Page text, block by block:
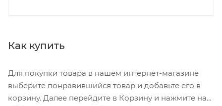
Как купить
Для покупки товара в нашем интернет-магазине
выберите понравившийся товар и добавьте его в
корзину. Далее перейдите в Корзину и нажмите на